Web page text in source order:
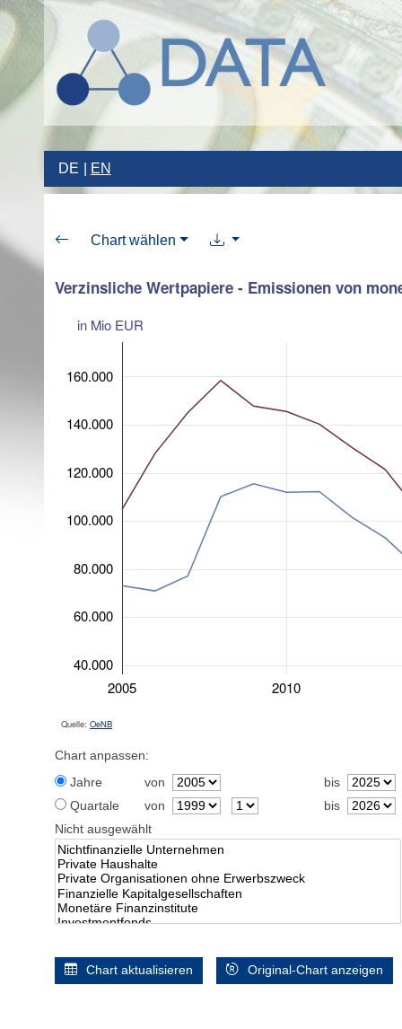
DE EN
Chart wählen
Verzinsliche Wertpapiere - Emissionen von
in Mio EUR
2005 2010
40.000
60.000
80.000
100.000
120.000
140.000
160.000
Quelle: OeNB
Chart anpassen:
Jahre
von
bis
Quartale
von
bis
Nicht ausgewählt
Chart aktualisieren Original-Chart anzeigen